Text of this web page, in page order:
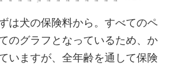
は犬の保険料から。すべてのペ
のグラフとなっているため、か
いますが、全年齢を通して保険